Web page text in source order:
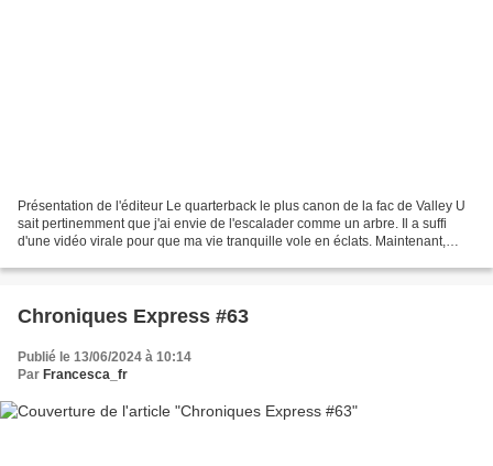
Présentation de l'éditeur Le quarterback le plus canon de la fac de Valley U
sait pertinemment que j'ai envie de l'escalader comme un arbre. Il a suffi
d'une vidéo virale pour que ma vie tranquille vole en éclats. Maintenant,
Chroniques Express #63
Publié le 13/06/2024 à 10:14
Par Francesca_fr